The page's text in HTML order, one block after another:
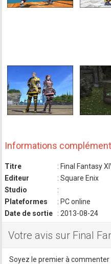
Informations
Titre
: Final Fantasy
Editeur
: Square Enix
Studio
:
Plateformes
: PC online
Date de sortie
: 2013-08-24
Votre avis sur Final
Soyez le premier à